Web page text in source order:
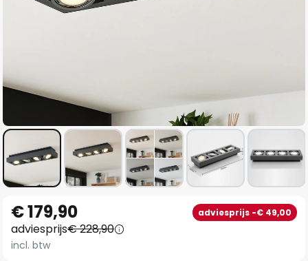
naar
het
begin
€ 179,90 adviesprijs -€ 49,00
adviesprijs€ 228,90
incl. btw